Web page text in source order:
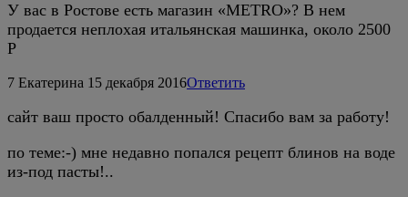
У вас в Ростове есть магазин «METRO»? В нем
продается неплохая итальянская машинка, около 2500
Р
7 Екатерина 15 декабря 2016Ответить
сайт ваш просто обалденный! Спасибо вам за работу!
по теме:-) мне недавно попался рецепт блинов на воде
из-под пасты!..